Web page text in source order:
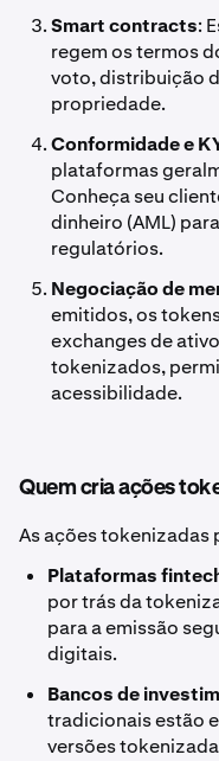
Smart contracts:
regem os termos
voto, distribuição
propriedade.
Conformidade e
plataformas
Conheça seu
dinheiro (AML)
regulatórios.
Negociação de
emitidos, os
exchanges de
tokenizados,
acessibilidade.
Quem cria ações
As ações tokenizadas
Plataformas
por trás da
para a emissão
digitais.
Bancos de
tradicionais estão
versões